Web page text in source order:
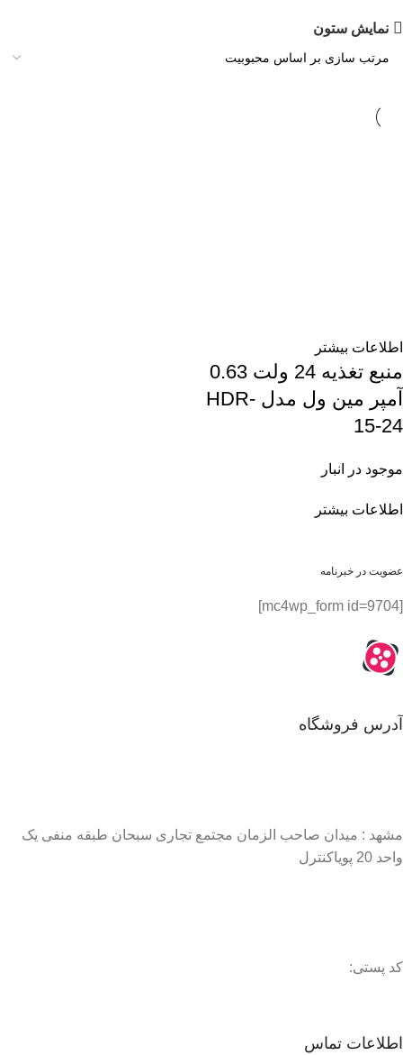
نمایش ستون
اطلاعات بیشتر
منبع تغذیه 24 ولت 0.63
آمپر مین ول مدل HDR-
15-24
موجود در انبار
اطلاعات بیشتر
عضویت در خبرنامه
[mc4wp_form id=9704]
آدرس فروشگاه
مشهد : میدان صاحب الزمان مجتمع تجاری سبحان طبقه منفی یک
واحد 20 پویاکنترل
کد پستی:
اطلاعات تماس